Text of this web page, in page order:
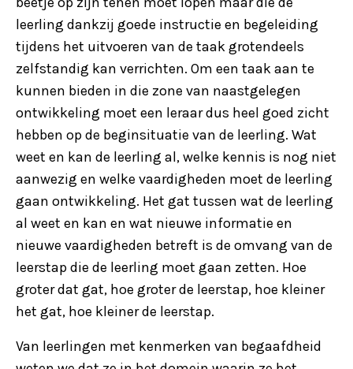
leerling dankzij goede instructie en begeleiding
tijdens het uitvoeren van de taak grotendeels
zelfstandig kan verrichten. Om een taak aan te
kunnen bieden in die zone van naastgelegen
ontwikkeling moet een leraar dus heel goed zicht
hebben op de beginsituatie van de leerling. Wat
weet en kan de leerling al, welke kennis is nog niet
aanwezig en welke vaardigheden moet de leerling
gaan ontwikkeling. Het gat tussen wat de leerling
al weet en kan en wat nieuwe informatie en
nieuwe vaardigheden betreft is de omvang van de
leerstap die de leerling moet gaan zetten. Hoe
groter dat gat, hoe groter de leerstap, hoe kleiner
het gat, hoe kleiner de leerstap.
Van leerlingen met kenmerken van begaafdheid